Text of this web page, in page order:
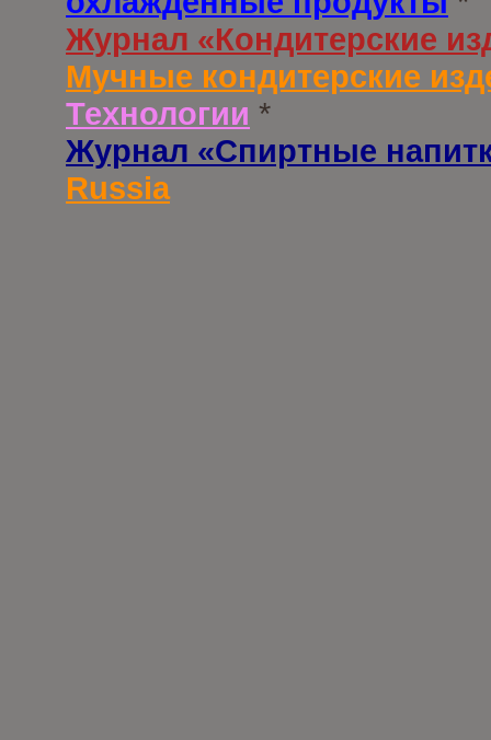
Журнал «Кондитерские
Мучные кондитерские
Технологии *
Журнал «Спиртные
Russia